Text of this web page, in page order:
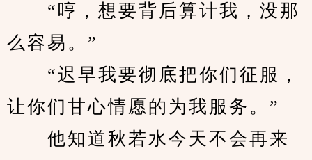
“哼，想要背后算计我，没那
么容易。”
“迟早我要彻底把你们征服，
让你们甘心情愿的为我服务。”
他知道秋若水今天不会再来